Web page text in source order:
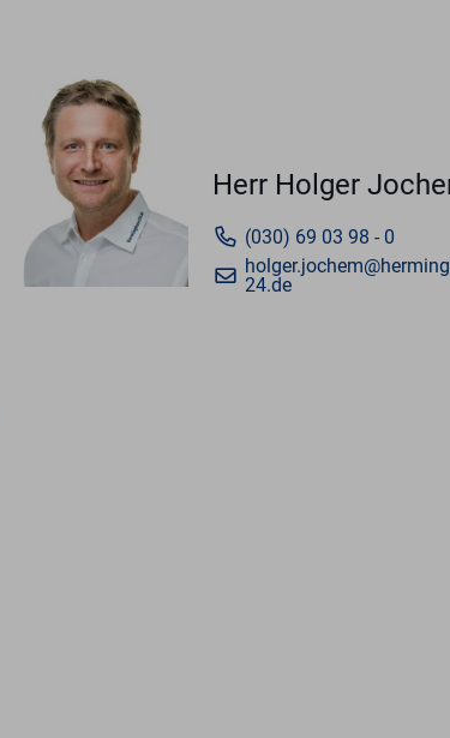
Herr Holger
(030) 69 03 98 - 0
24.de